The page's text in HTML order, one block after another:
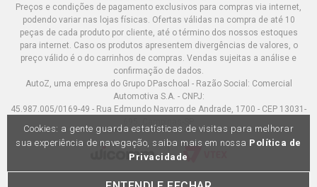
Preços e condições de pagamento exclusivos para compras via internet,
podendo variar nas lojas físicas. Ofertas válidas na compra de até 10
peças de cada produto por cliente, até o término dos nossos estoques
para internet. Caso os produtos apresentem divergências de valores, o
preço válido é o do carrinhos de compras. Vendas sujeitas a análise e
confirmação de dados.
AutoZ, uma empresa do Grupo DPaschoal - Razão Social: Comercial
Automotiva S.A. - CNPJ:
45.987.005/0169-49 - Rua Edmundo Navarro de Andrade, 1700 - CEP 13031-
Cookies: a gente guarda estatísticas de visitas para melhorar
sua experiência de navegação, saiba mais em nossa Política de
Privacidade